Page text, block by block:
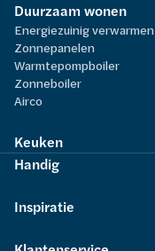
Duurzaam wonen
Energiezuinig verwarmen
Zonnepanelen
Warmtepompboiler
Zonneboiler
Airco
Keuken
Handig
Inspiratie